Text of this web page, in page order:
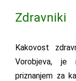
Zdravniki
Kakovost
Vorobjeva, je
priznanjem za